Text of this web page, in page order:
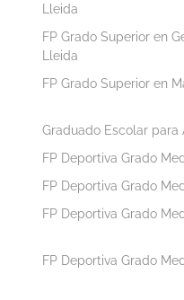
Lleida
FP Grado Superior en
Lleida
FP Grado Superior en
Graduado Escolar para
FP Deportiva Grado
FP Deportiva Grado
FP Deportiva Grado
FP Deportiva Grado